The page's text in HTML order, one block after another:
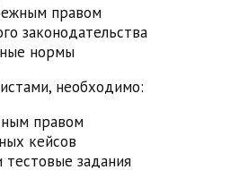
правом
законодательства
нормы
необходимо:
правом
кейсов
задания